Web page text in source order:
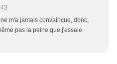
m'a jamais convaincue, donc,
pas la peine que j'essaie